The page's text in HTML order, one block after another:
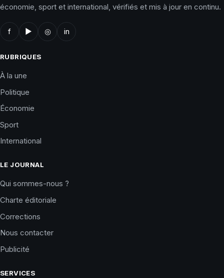
économie, sport et international, vérifiés et mis à jour en continu.
f ▶ ◎ in
RUBRIQUES
À la une
Politique
Économie
Sport
International
LE JOURNAL
Qui sommes-nous ?
Charte éditoriale
Corrections
Nous contacter
Publicité
SERVICES